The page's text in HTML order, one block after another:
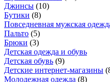
Джинсы (10)
Бутики (8)
Повседневная мужская
Пальто (5)
Брюки (3)
Детская одежда и обувь
Детская обувь (9)
Детские интернет-магазины (
Молодежная одежда (8)